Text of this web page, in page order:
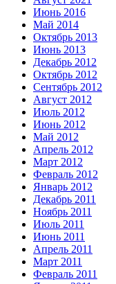
Июнь 2016
Май 2014
Октябрь 2013
Июнь 2013
Декабрь 2012
Октябрь 2012
Сентябрь 2012
Август 2012
Июль 2012
Июнь 2012
Май 2012
Апрель 2012
Март 2012
Февраль 2012
Январь 2012
Декабрь 2011
Ноябрь 2011
Июль 2011
Июнь 2011
Апрель 2011
Март 2011
Февраль 2011